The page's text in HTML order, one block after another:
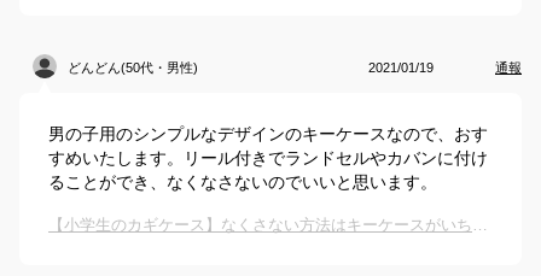
どんどん(50代・男性) 2021/01/19 通報
男の子用のシンプルなデザインのキーケースなので、おす
すめいたします。リール付きでランドセルやカバンに付け
ることができ、なくなさないのでいいと思います。
【小学生のカギケース】なくさない方法はキーケースがいちばん！高学年向けおしゃれなおすすめは？